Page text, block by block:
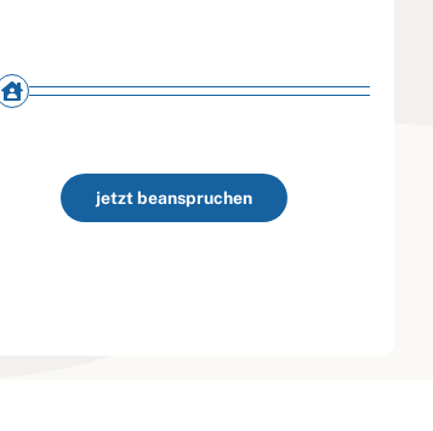
jetzt beanspruchen